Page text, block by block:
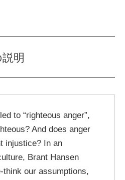
明
to “righteous anger”,
And does anger
injustice? In an
Brant Hansen
think our assumptions,